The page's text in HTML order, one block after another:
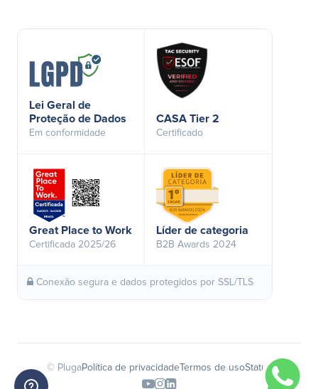
Lei Geral de
Proteção de Dados
Em conformidade
CASA Tier 2
Certificado
Great Place to Work
Certificada 2025/26
Líder de categoria
B2B Awards 2024
Conexão segura e dados protegidos por SSL/TLS
© PlugaPolítica de privacidadeTermos de usoStatus